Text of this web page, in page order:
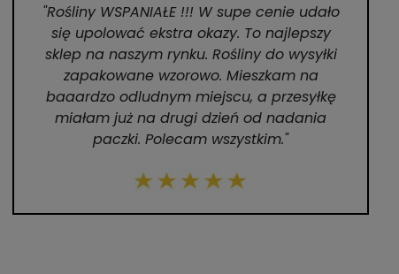
"Rośliny WSPANIAŁE !!! W supe cenie udało
się upolować ekstra okazy. To najlepszy
sklep na naszym rynku. Rośliny do wysyłki
zapakowane wzorowo. Mieszkam na
baaardzo odludnym miejscu, a przesyłkę
miałam już na drugi dzień od nadania
paczki. Polecam wszystkim."